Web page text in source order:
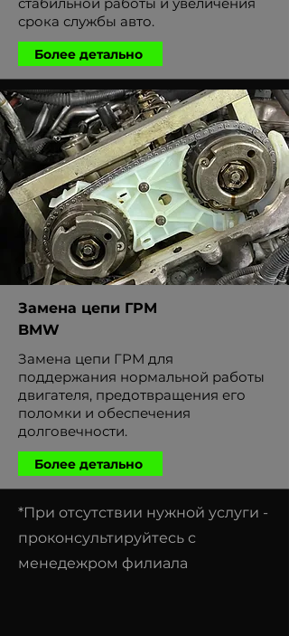
срока службы авто.
Более детально
Замена цепи ГРМ
BMW
Замена цепи ГРМ для
поддержания нормальной работы
двигателя, предотвращения его
поломки и обеспечения
долговечности.
Более детально
*При отсутствии нужной услуги -
проконсультируйтесь с
менедежром филиала